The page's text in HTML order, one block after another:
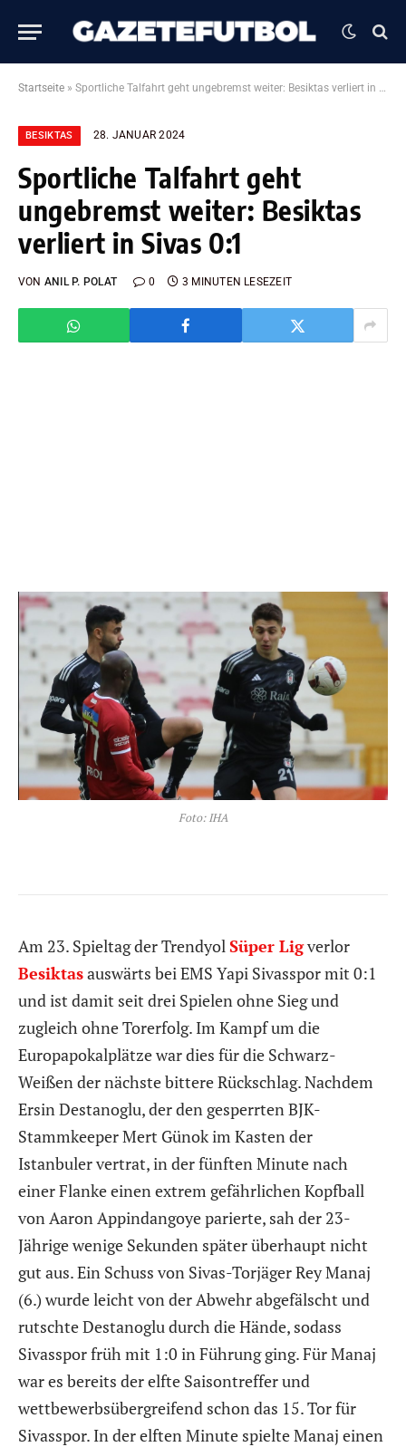
Startseite » Sportliche Talfahrt geht ungebremst weiter: Besiktas verliert in Sivas 0:1
BESIKTAS 28. JANUAR 2024
Sportliche Talfahrt geht
ungebremst weiter: Besiktas
verliert in Sivas 0:1
VON ANIL P. POLAT 0 3 MINUTEN LESEZEIT
Foto: IHA
Am 23. Spieltag der Trendyol Süper Ligverlor
Besiktasauswärts bei EMS Yapi Sivasspor mit 0:1
und ist damit seit drei Spielen ohne Sieg und
zugleich ohne Torerfolg. Im Kampf um die
Europapokalplätze war dies für die Schwarz-
Weißen der nächste bittere Rückschlag. Nachdem
Ersin Destanoglu, der den gesperrten BJK-
Stammkeeper Mert Günok im Kasten der
Istanbuler vertrat, in der fünften Minute nach
einer Flanke einen extrem gefährlichen Kopfball
von Aaron Appindangoye parierte, sah der 23-
Jährige wenige Sekunden später überhaupt nicht
gut aus. Ein Schuss von Sivas-Torjäger Rey Manaj
(6.) wurde leicht von der Abwehr abgefälscht und
rutschte Destanoglu durch die Hände, sodass
Sivasspor früh mit 1:0 in Führung ging. Für Manaj
war es bereits der elfte Saisontreffer und
wettbewerbsübergreifend schon das 15. Tor für
Sivasspor. In der elften Minute spielte Manaj einen